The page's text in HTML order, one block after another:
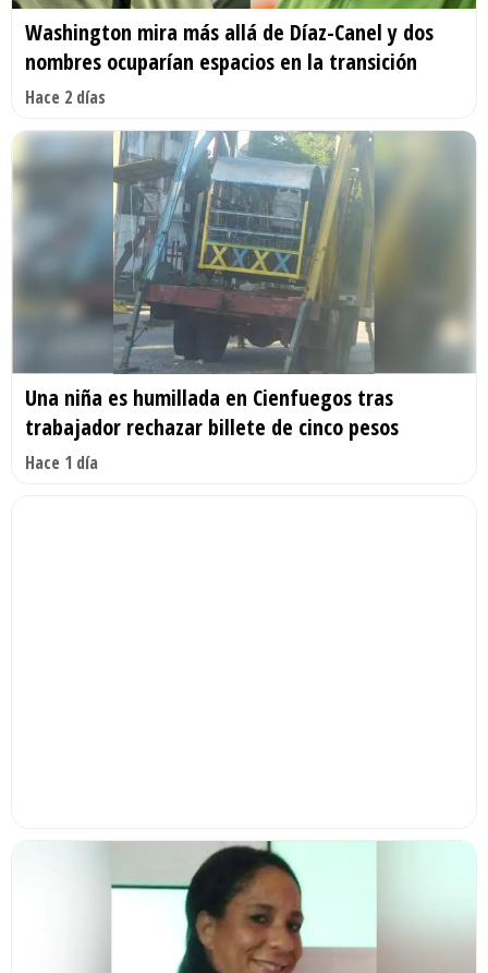
Washington mira más allá de Díaz-Canel y dos
nombres ocuparían espacios en la transición
Hace 2 días
Una niña es humillada en Cienfuegos tras
trabajador rechazar billete de cinco pesos
Hace 1 día